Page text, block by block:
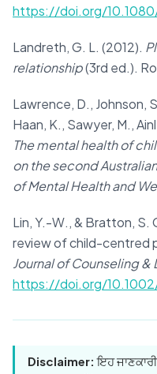
https://doi.org/
Landreth, G. L. (2012).
relationship(3rd ed.).
Lawrence, D., Johnson,
Haan, K., Sawyer, M.,
The mental health of
on the second
of Mental Health and
Lin, Y.-W., & Bratton, S.
review of child-centred
Journal of Counseling
https://doi.org/
Disclaimer: ਇਹ